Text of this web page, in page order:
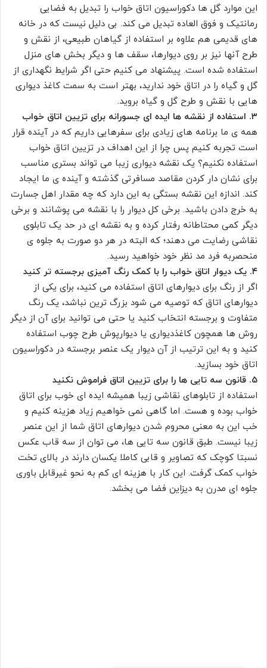
این موارد گل ها دکوراسیون اتاق خواب را تبدیل به فضایی
رمانتیک و فوق العاده تبدیل می کند. بی دلیل نیست که در خانه
های قدیمی هم علاوه بر استفاده از گیاهان طبیعی، از نقش و
طرح آنها نیز بر روی دیوارها، سقف ها و دیگر بخش های منزل
استفاده شده است. پیشنهاد می کنیم حتی اگر شرایط نگهداری از
گل و گیاه را در اتاق خود ندارید، بهتر است به سمت کاغذ دیواری
هایی با نقش و طرح گل و گیاه بروید.
۳. استفاده از نقشه ها ایده ای جسورانه برای تزیین اتاق خواب
همه ی ما برنامه های زیادی برای سفرهایی داریم که در آینده قرار
است تجربه کنیم پس چرا از این اهداف در تزیین اتاق خواب
استفاده نکنیم؟ یک نقشه دیواری زیبا می تواند بستری مناسب
برای نشان دار کردن مقاصد مسافرتی گذشته و آینده ی ما ایجاد
کند. اندازه این نقشه بستگی به این دارد که چه مقدار اهل جسارت
به خرج دادن باشید. برخی کل دیوار را با نقشه می پوشانند و برخی
دیگر کمی محتاطانه رفتار کرده و به نقشه ای در حد یک تابلوی
نقاشی رضایت می دهند؛ که البته در هر دو صورت به جلوه ی
منحصربه فرد مد نظر خود خواهید رسید.
۴. یک دیوار اتاق خواب را با کمک رنگ آمیزی برجسته تر کنید
اگر از رنگ برای دیوارهای اتاق استفاده می کنید، برای یکی از
دیوارهای اتاق که توصیه می شود بزرگ ترین نباشد، یک رنگ
متفاوت و برجسته انتخاب کنید یا حتی می توانید برای آن از دیگر
روش ها همچون کاغذدیواری یا دیوارپوش طرح چوب استفاده
کنید و به این ترتیب از آن دیوار یک عنصر برجسته در دکوراسیون
اتاق خود بسازید.
۵. قانون سه تایی ها را برای تزیین اتاق فراموش نکنید
استفاده از تابلوهای نقاشی زیبا همیشه ایده ای خوب برای اتاق
خواب بوده و هست. اما گاهی نمی خواهیم زیاد هزینه کنیم و
خب این به معنی محروم شدن دیوارهای اتاق شما از این عنصر
زیبا نیست. طبق قانون سه تایی ها، می توان از سه قاب عکس
نسبتا کوچک که تصاویر و قابی کاملا یکسان دارند در بالای تخت
خواب کمک گرفت. این کار با هزینه ای کم به نحو غیرقابل باوری
جلوه ای مدرن به دیزاین فضا می بخشد.